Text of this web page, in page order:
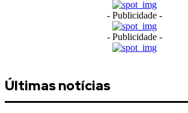
- Publicidade -
- Publicidade -
Últimas notícias